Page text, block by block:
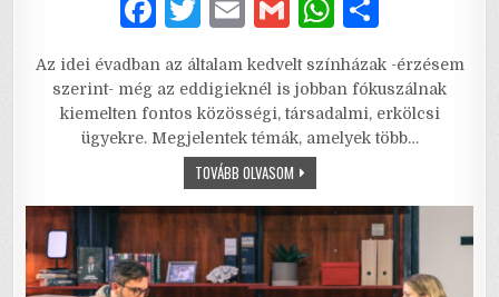
F
c
e
b
o
k
T
it
te
r
E
ai
l
G
ai
l
W
at
s
A
p
ar
e
Az idei évadban az általam kedvelt színházak -érzésem
szerint- még az eddigieknél is jobban fókuszálnak
kiemelten fontos közösségi, társadalmi, erkölcsi
ügyekre. Megjelentek témák, amelyek több…
TOVÁBB OLVASOM4:12
–
A
MI
CSEMETÉNK
NEM
OLYAN.
UGYE?